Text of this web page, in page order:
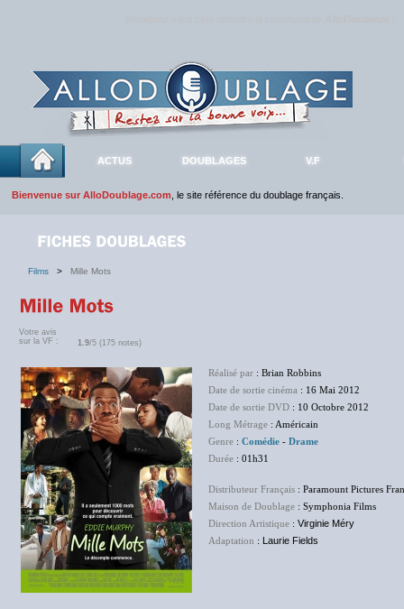
ACTUS DOUBLAGES V.F
Bienvenue sur AlloDoublage.com , le site référence du doublage français.
Films > Mille Mots
Votre avis
sur la VF :
1.9/5 (175 notes)
Réalisé par : Brian Robbins
Date de sortie cinéma : 16 Mai 2012
Date de sortie DVD : 10 Octobre 2012
Long Métrage : Américain
Genre : Comédie - Drame
Durée : 01h31
Distributeur Français : Paramount Pictures
Maison de Doublage : Symphonia Films
Direction Artistique : Virginie Méry
Adaptation : Laurie Fields